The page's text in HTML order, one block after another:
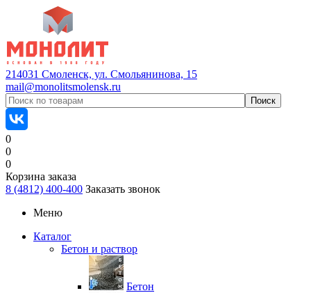
214031 Смоленск, ул. Смольянинова, 15
mail@monolitsmolensk.ru
0
0
0
Корзина заказа
8 (4812) 400-400 Заказать звонок
Меню
Каталог
Бетон и раствор
Бетон